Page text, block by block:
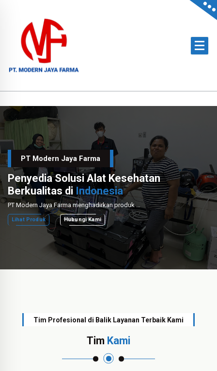
content
PT Modern Jaya Farma
Penyedia Solusi Alat Kesehatan
Berkualitas di Indonesia
PT Modern Jaya Farma menghadirkan produk medis unggulan dengan layanan instalasi dan perawatan profesional untuk mendukung sektor kesehatan nasional.
Lihat Produk Hubungi Kami
Tim Profesional di Balik Layanan Terbaik Kami
Tim Kami